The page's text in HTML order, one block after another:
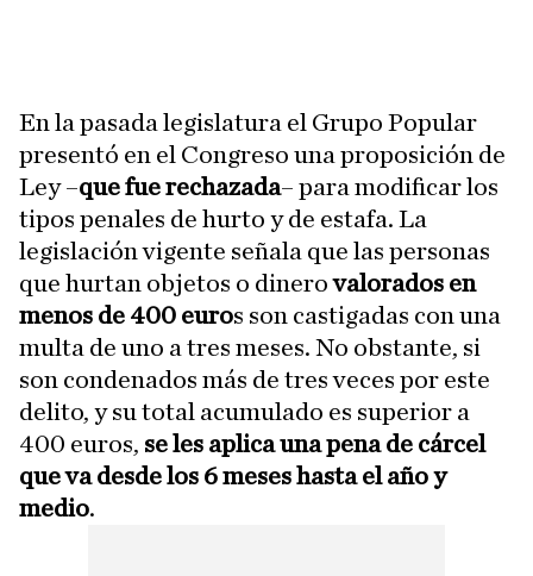
En la pasada legislatura el Grupo Popular
presentó en el Congreso una proposición de
Ley –que fue rechazada– para modificar los
tipos penales de hurto y de estafa. La
legislación vigente señala que las personas
que hurtan objetos o dinerovalorados en
menos de 400 euros son castigadas con una
multa de uno a tres meses. No obstante, si
son condenados más de tres veces por este
delito, y su total acumulado es superior a
400 euros, se les aplica una pena de cárcel
que va desde los 6 meses hasta el año y
medio.